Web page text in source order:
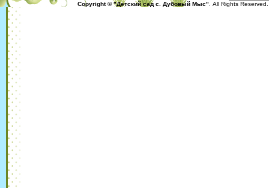
Copyright © "Детский сад с. Дубовый Мыс" . All Rights